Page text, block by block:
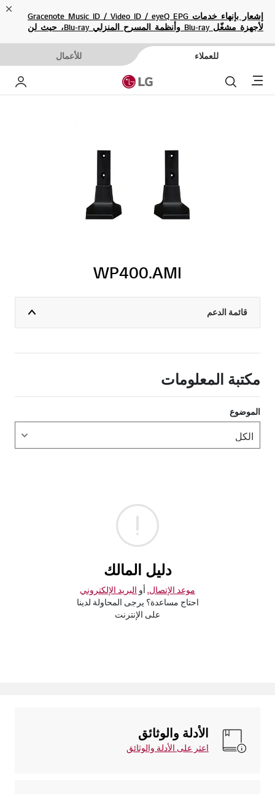
إشعار بإنهاء خدمات Gracenote Music ID / Video ID / eyeQ EPG
لأجهزة مشغّل Blu-ray وأنظمة المسرح المنزلي Blu-ray، حيث لن
للعملاء للأعمال
Menu بحث
WP400.AMI
قائمة الدعم
مكتبة المعلومات
الموضوع
دليل المالك
موعد الإتصال. أو البريد الإلكتروني
احتاج مساعدة؟ يرجى المحاولة لدينا
على الإنترنت
الأدلة والوثائق
اعثر على الأدلة والوثائق